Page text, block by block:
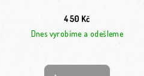
450 Kč
Dnes vyrobíme a odešleme